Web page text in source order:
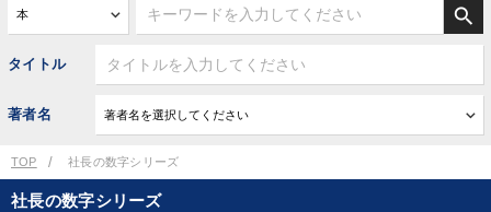
search
タイトル
著者名
TOP 社長の数字シリーズ
社長の数字シリーズ